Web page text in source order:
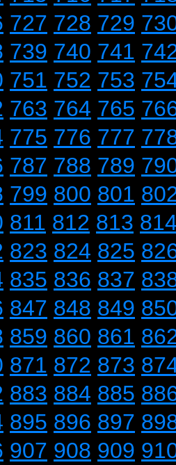
727 728 729
739 740 741
751 752 753
763 764 765
775 776 777
787 788 789
799 800 801
811 812 813
823 824 825
835 836 837
847 848 849
859 860 861
871 872 873
883 884 885
895 896 897
907 908 909